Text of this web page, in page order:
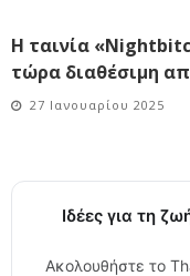
Η ταινία
τώρα διαθέσιμη
27 Ιανουαρίου 2025
Ιδέες για τη
Ακολουθήστε το